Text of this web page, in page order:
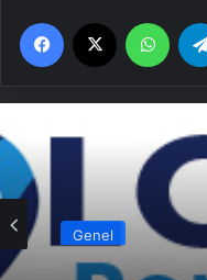
Facebook
Genel
Ankara rent a car